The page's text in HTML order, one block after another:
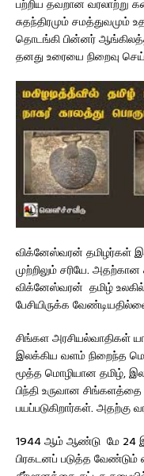
பற்றிய தவறான
சுதந்திரமும் சமத்துவமும்
தொடங்கி பின்னர்
தனது உரையை நிறைவு
விக்னேஸ்வரன் தமிழர்கள்
முற்றிலும் சரியே.
விக்னேஸ்வரன் தமிழ்
பேசியிருக்க
சிங்கள அரசியல்வாதிகள்
இலக்கிய வளம் நிறைந்த
மூத்த மொழியான தமிழ்,
பிந்தி உருவான சிங்களத்தை
பயப்படுகிறார்கள். அதற்கு
1944 ஆம் ஆண்டு மே 24
பிரகடனப் படுத்த